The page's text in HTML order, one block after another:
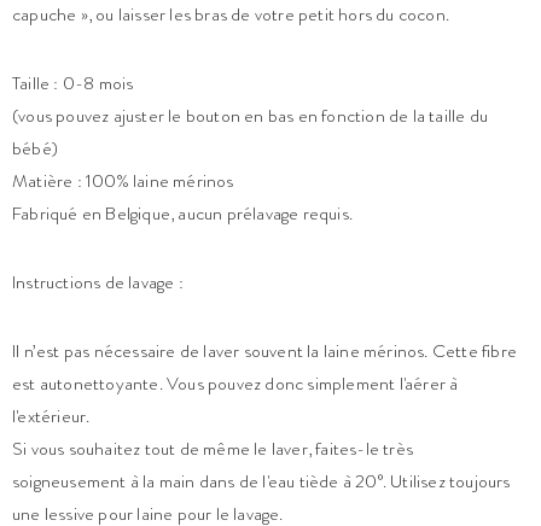
capuche », ou laisser les bras de votre petit hors du cocon.
Taille : 0-8 mois
(vous pouvez ajuster le bouton en bas en fonction de la taille du
bébé)
Matière : 100% laine mérinos
Fabriqué en Belgique, aucun prélavage requis.
Instructions de lavage :
Il n’est pas nécessaire de laver souvent la laine mérinos. Cette fibre
est autonettoyante. Vous pouvez donc simplement l'aérer à
l'extérieur.
Si vous souhaitez tout de même le laver, faites-le très
soigneusement à la main dans de l'eau tiède à 20°. Utilisez toujours
une lessive pour laine pour le lavage.